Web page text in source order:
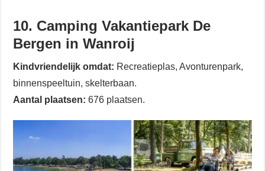
10. Camping Vakantiepark De
Bergen in Wanroij
Kindvriendelijk omdat: Recreatieplas, Avonturenpark,
binnenspeeltuin, skelterbaan.
Aantal plaatsen:676 plaatsen.